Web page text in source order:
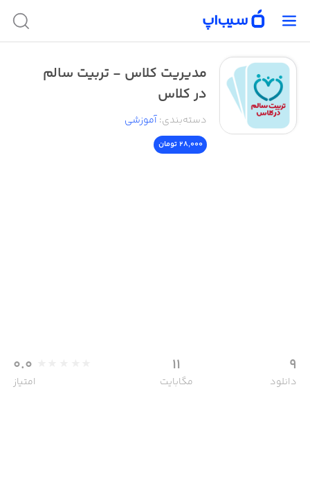
مدیریت کلاس - تربیت سالم
در کلاس
دسته‌بندی:آموزشی
28,000 تومان
9
دانلود
11
مگابایت
0.0
امتیاز